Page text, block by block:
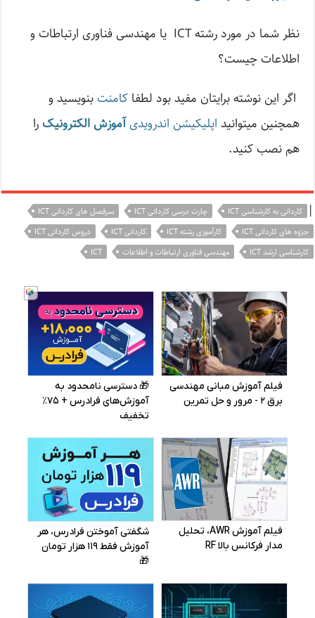
نظر شما در مورد رشته ICT یا مهندسی فناوری ارتباطات و
اطلاعات چیست؟
اگر این نوشته‌ برایتان مفید بود لطفاکامنت بنویسید و
همچنین میتوانید اپلیکیشن اندرویدیآموزش الکترونیک را
هم نصب کنید.
| کاردانی به کارشناسی ICT چارت درسی کاردانی ICT
سرفصل های کاردانی ICT
جزوه های کاردانی ICT
کارآموزی رشته ICT کاردانی ICT
دروس کاردانی ICT
کارشناسی ارشد ICT
مهندسی فناوری ارتباطات و اطلاعات ICT